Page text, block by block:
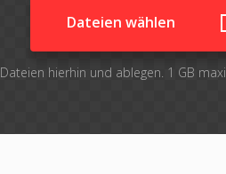
Dateien wählen
Dateien hierhin und ablegen. 1 GB